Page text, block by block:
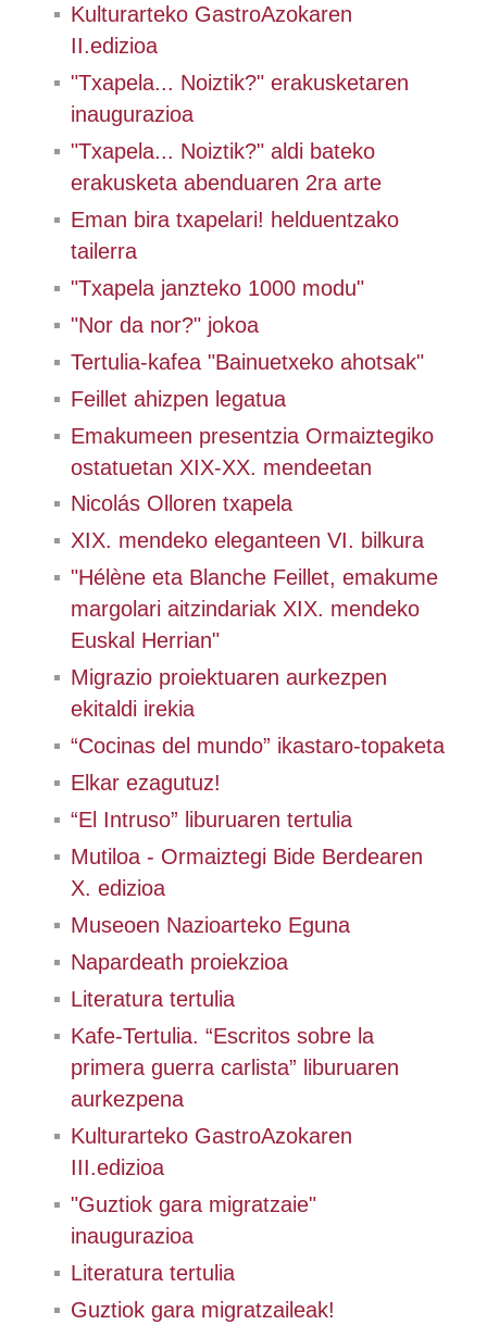
Kulturarteko GastroAzokaren
II.edizioa
"Txapela... Noiztik?" erakusketaren
inaugurazioa
"Txapela... Noiztik?" aldi bateko
erakusketa abenduaren 2ra arte
Eman bira txapelari! helduentzako
tailerra
"Txapela janzteko 1000 modu"
"Nor da nor?" jokoa
Tertulia-kafea "Bainuetxeko ahotsak"
Feillet ahizpen legatua
Emakumeen presentzia Ormaiztegiko
ostatuetan XIX-XX. mendeetan
Nicolás Olloren txapela
XIX. mendeko eleganteen VI. bilkura
"Hélène eta Blanche Feillet, emakume
margolari aitzindariak XIX. mendeko
Euskal Herrian"
Migrazio proiektuaren aurkezpen
ekitaldi irekia
“Cocinas del mundo” ikastaro-topaketa
Elkar ezagutuz!
“El Intruso” liburuaren tertulia
Mutiloa - Ormaiztegi Bide Berdearen
X. edizioa
Museoen Nazioarteko Eguna
Napardeath proiekzioa
Literatura tertulia
Kafe-Tertulia. “Escritos sobre la
primera guerra carlista” liburuaren
aurkezpena
Kulturarteko GastroAzokaren
III.edizioa
"Guztiok gara migratzaie"
inaugurazioa
Literatura tertulia
Guztiok gara migratzaileak!